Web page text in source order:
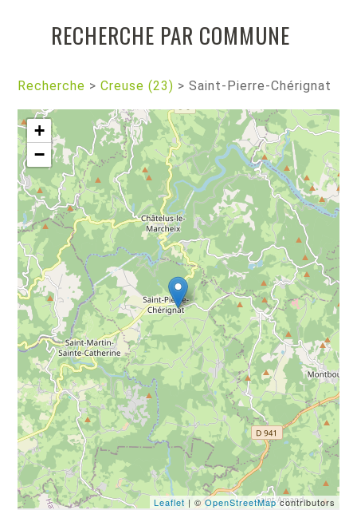
RECHERCHE PAR COMMUNE
Recherche >Creuse (23) >Saint-Pierre-Chérignat
+
−
Leaflet | ©OpenStreetMapcontributors